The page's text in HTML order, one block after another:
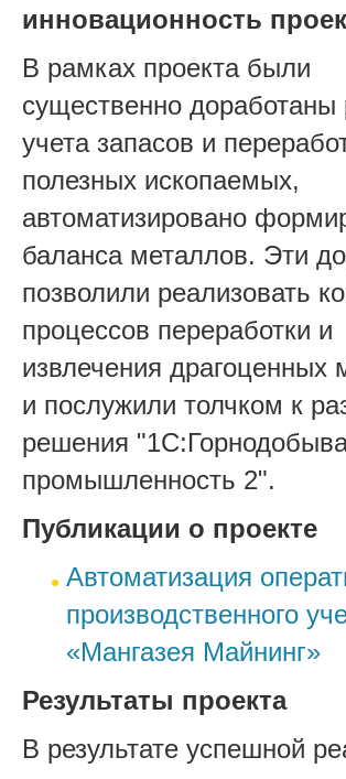
инновационность
В рамках проекта были
существенно доработаны
учета запасов и
полезных ископаемых,
автоматизировано
баланса металлов. Эти
позволили реализовать
процессов переработки и
извлечения драгоценных
и послужили толчком к
решения
промышленность 2".
Публикации о проекте
Автоматизация
производственного
«Мангазея Майнинг»
Результаты проекта
В результате успешной